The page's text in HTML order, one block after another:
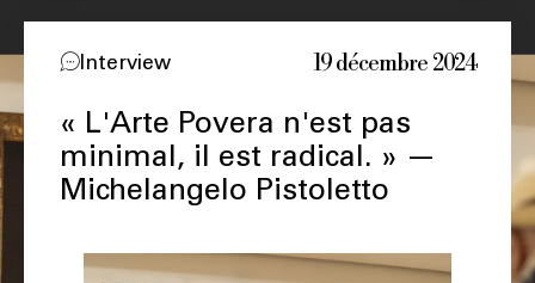
Interview 19 décembre 2024
« L'Arte Povera n'est pas
minimal, il est radical. » —
Michelangelo Pistoletto